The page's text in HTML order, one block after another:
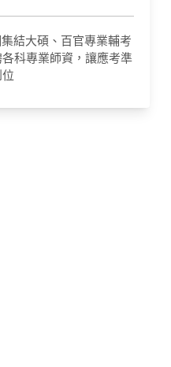
結大碩、百官專業輔考
科專業師資，讓應考準